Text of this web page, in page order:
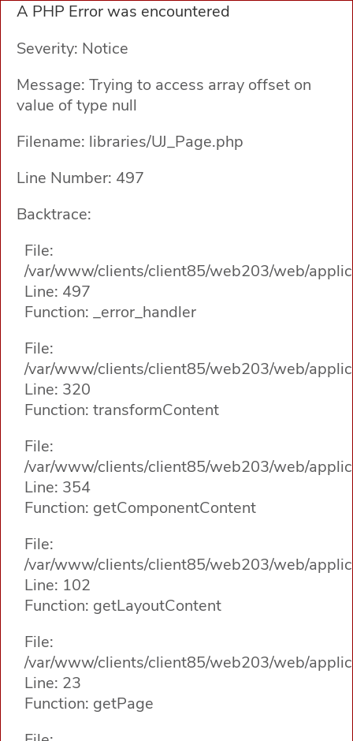
A PHP Error was encountered
Severity: Notice
Message: Trying to access array offset on
value of type null
Filename: libraries/UJ_Page.php
Line Number: 497
Backtrace:
File:
/var/www/clients/client85/web203/web/
Line: 497
Function: _error_handler
File:
/var/www/clients/client85/web203/web/
Line: 320
Function: transformContent
File:
/var/www/clients/client85/web203/web/
Line: 354
Function: getComponentContent
File:
/var/www/clients/client85/web203/web/
Line: 102
Function: getLayoutContent
File:
/var/www/clients/client85/web203/web/
Line: 23
Function: getPage